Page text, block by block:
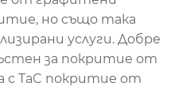
но също така
услуги. Добре
за покритие от
с TaC покритие от